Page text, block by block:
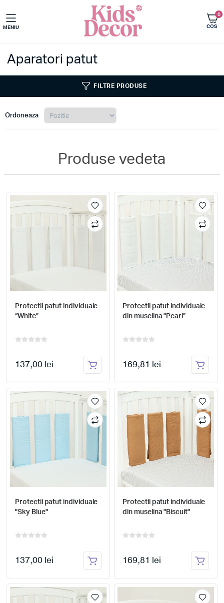
MENIU COS
0
Camera copilului
Aparatori patut
FILTRE PRODUSE
Ordoneaza
Produse vedeta
Protectii patut individuale
“White”
137,00 lei
Protectii patut individuale
din muselina "Pearl”
169,81 lei
Protectii patut individuale
"Sky Blue"
137,00 lei
Protectii patut individuale
din muselina "Biscuit"
169,81 lei